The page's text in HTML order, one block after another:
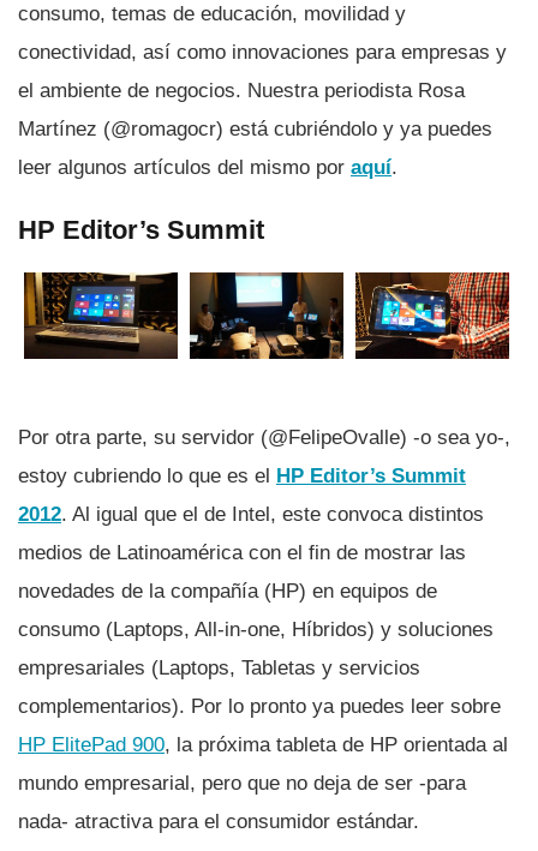
consumo, temas de educación, movilidad y
conectividad, así­ como innovaciones para empresas y
el ambiente de negocios. Nuestra periodista Rosa
Martí­nez (@romagocr) está cubriéndolo y ya puedes
leer algunos artí­culos del mismo por aquí­.
HP Editor’s Summit
Por otra parte, su servidor (@FelipeOvalle) -o sea yo-,
estoy cubriendo lo que es el HP Editor’s Summit
2012. Al igual que el de Intel, este convoca distintos
medios de Latinoamérica con el fin de mostrar las
novedades de la compañí­a (HP) en equipos de
consumo (Laptops, All-in-one, Hí­bridos) y soluciones
empresariales (Laptops, Tabletas y servicios
complementarios). Por lo pronto ya puedes leer sobre
HP ElitePad 900, la próxima tableta de HP orientada al
mundo empresarial, pero que no deja de ser -para
nada- atractiva para el consumidor estándar.